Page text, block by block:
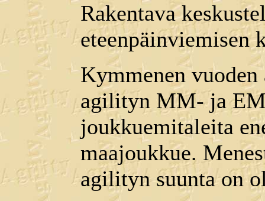
Rakentava
eteenpäinviemisen
Kymmenen
agilityn MM- ja
joukkuemitaleita
maajoukkue.
agilityn suunta on